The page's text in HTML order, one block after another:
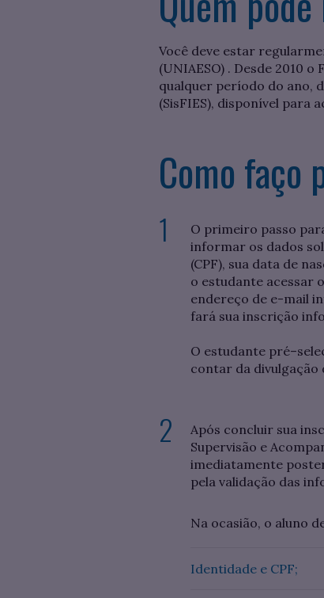
Você deve estar
(UNIAESO) . Desde 2010
qualquer período do ano,
(SisFIES), disponível para
Como faço
O primeiro passo
informar os dados
(CPF), sua data de
o estudante acessar
endereço de e-mail
fará sua inscrição
O estudante
contar da divulgação
Após concluir sua
Supervisão e
imediatamente
pela validação das
Na ocasião, o aluno
Identidade e CPF;